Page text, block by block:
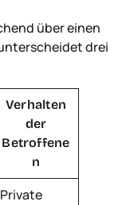
über einen
drei
Verhalten
der
Betroffene
n
Private